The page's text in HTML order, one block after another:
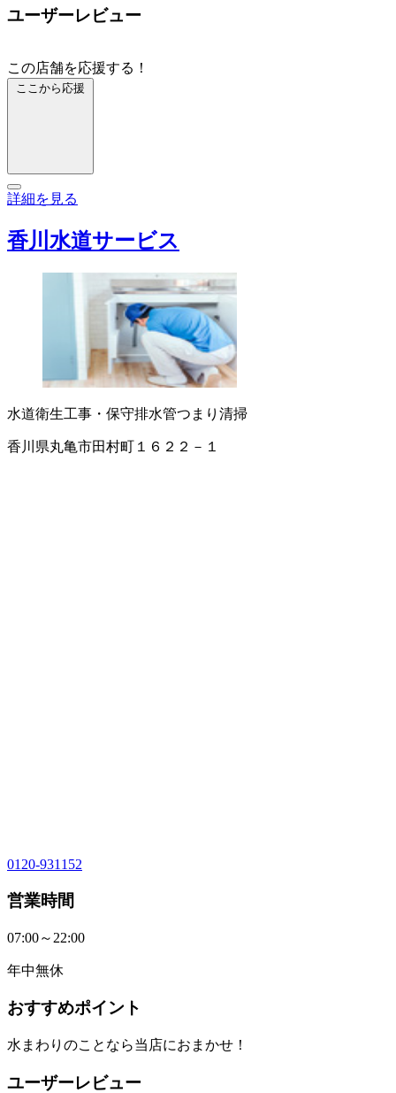
ユーザーレビュー
この店舗を応援する！
ここから応援
詳細を見る
香川水道サービス
水道衛生工事・保守排水管つまり清掃
香川県丸亀市田村町１６２２－１
0120-931152
営業時間
07:00～22:00
年中無休
おすすめポイント
水まわりのことなら当店におまかせ！
ユーザーレビュー